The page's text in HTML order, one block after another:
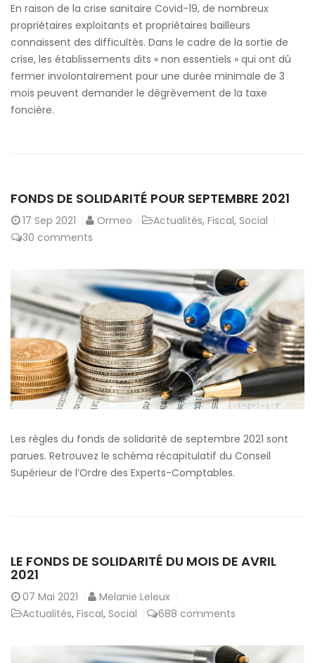
En raison de la crise sanitaire Covid-19, de nombreux
propriétaires exploitants et propriétaires bailleurs
connaissent des difficultés. Dans le cadre de la sortie de
crise, les établissements dits « non essentiels » qui ont dû
fermer involontairement pour une durée minimale de 3
mois peuvent demander le dégrèvement de la taxe
foncière.
FONDS DE SOLIDARITÉ POUR SEPTEMBRE 2021
17 Sep 2021 Ormeo Actualités, Fiscal, Social
30 comments
Les règles du fonds de solidarité de septembre 2021 sont
parues. Retrouvez le schéma récapitulatif du Conseil
Supérieur de l’Ordre des Experts-Comptables.
LE FONDS DE SOLIDARITÉ DU MOIS DE AVRIL
2021
07 Mai 2021
Melanie Leleux
Actualités, Fiscal, Social 688 comments